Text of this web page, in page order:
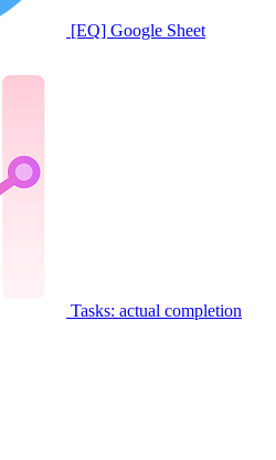
[EQ] Google Sheet
Tasks: actual completion